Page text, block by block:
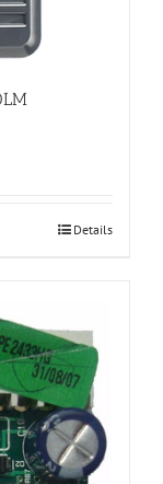
Details